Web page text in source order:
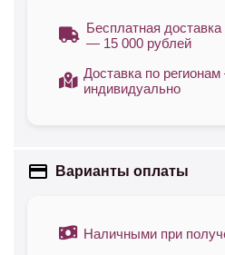
Бесплатная доставка
— 15 000 рублей
Доставка по
индивидуально
Варианты оплаты
Наличными при